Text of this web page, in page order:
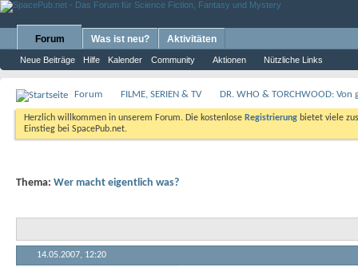
Forum
Neue Beiträge Hilfe Kalender Community Aktionen Nützliche Links
Was ist neu? Aktivitäten
Forum FILME, SERIEN & TV DR. WHO & TORCHWOOD:
Herzlich willkommen in unserem Forum. Die kostenlose Registrierung bietet viele
Einstieg bei SpacePub.net.
Thema: Wer macht eigentlich was?
14.05.2007, 12:20